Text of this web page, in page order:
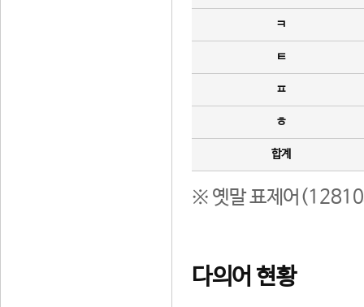
ㅋ
ㅌ
ㅍ
ㅎ
합계
※ 옛말 표제어(12810
다의어 현황